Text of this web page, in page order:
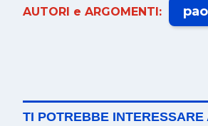
AUTORI e ARGOMENTI:
TI POTREBBE INTERESSARE